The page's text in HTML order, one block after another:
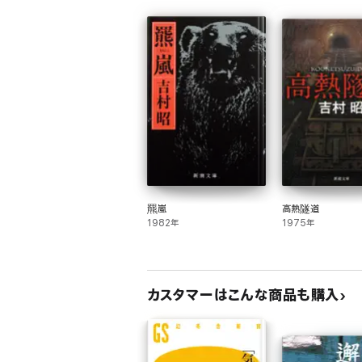
羆嵐
1982年
高熱隧道
1975年
カスタマーはこんな商品も購入